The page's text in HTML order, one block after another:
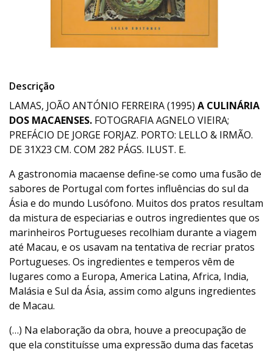
Descrição
LAMAS, JOÃO ANTÓNIO FERREIRA (1995) A CULINÁRIA
DOS MACAENSES. FOTOGRAFIA AGNELO VIEIRA;
PREFÁCIO DE JORGE FORJAZ. PORTO: LELLO & IRMÃO.
DE 31X23 CM. COM 282 PÁGS. ILUST. E.
A gastronomia macaense define-se como uma fusão de
sabores de Portugal com fortes influências do sul da
Ásia e do mundo Lusófono. Muitos dos pratos resultam
da mistura de especiarias e outros ingredientes que os
marinheiros Portugueses recolhiam durante a viagem
até Macau, e os usavam na tentativa de recriar pratos
Portugueses. Os ingredientes e temperos vêm de
lugares como a Europa, America Latina, Africa, India,
Malásia e Sul da Ásia, assim como alguns ingredientes
de Macau.
(…) Na elaboração da obra, houve a preocupação de
que ela constituísse uma expressão duma das facetas